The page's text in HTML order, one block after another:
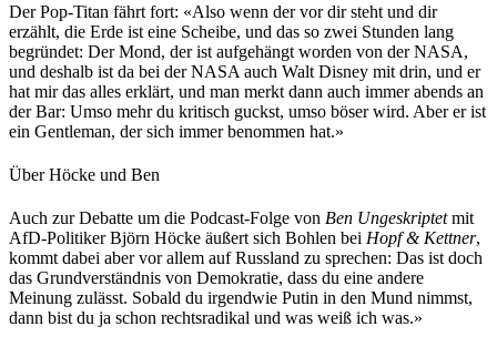
Der Pop-Titan fährt fort: «Also wenn der vor dir steht und dir
erzählt, die Erde ist eine Scheibe, und das so zwei Stunden lang
begründet: Der Mond, der ist aufgehängt worden von der NASA,
und deshalb ist da bei der NASA auch Walt Disney mit drin, und er
hat mir das alles erklärt, und man merkt dann auch immer abends an
der Bar: Umso mehr du kritisch guckst, umso böser wird. Aber er ist
ein Gentleman, der sich immer benommen hat.»
Über Höcke und Ben
Auch zur Debatte um die Podcast-Folge von Ben Ungeskriptetmit
AfD-Politiker Björn Höcke äußert sich Bohlen bei Hopf & Kettner,
kommt dabei aber vor allem auf Russland zu sprechen: Das ist doch
das Grundverständnis von Demokratie, dass du eine andere
Meinung zulässt. Sobald du irgendwie Putin in den Mund nimmst,
dann bist du ja schon rechtsradikal und was weiß ich was.»